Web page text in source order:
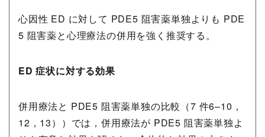
心因性 ED に対して PDE5 阻害薬単独よりも PDE
5 阻害薬と心理療法の併用を強く推奨する。
ED 症状に対する効果
併用療法と PDE5 阻害薬単独の比較（7 件6–10，
12，13））では，併用療法が PDE5 阻害薬単独よ